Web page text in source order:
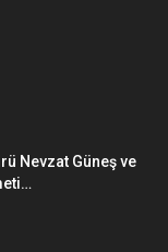
Nevzat Güneş ve